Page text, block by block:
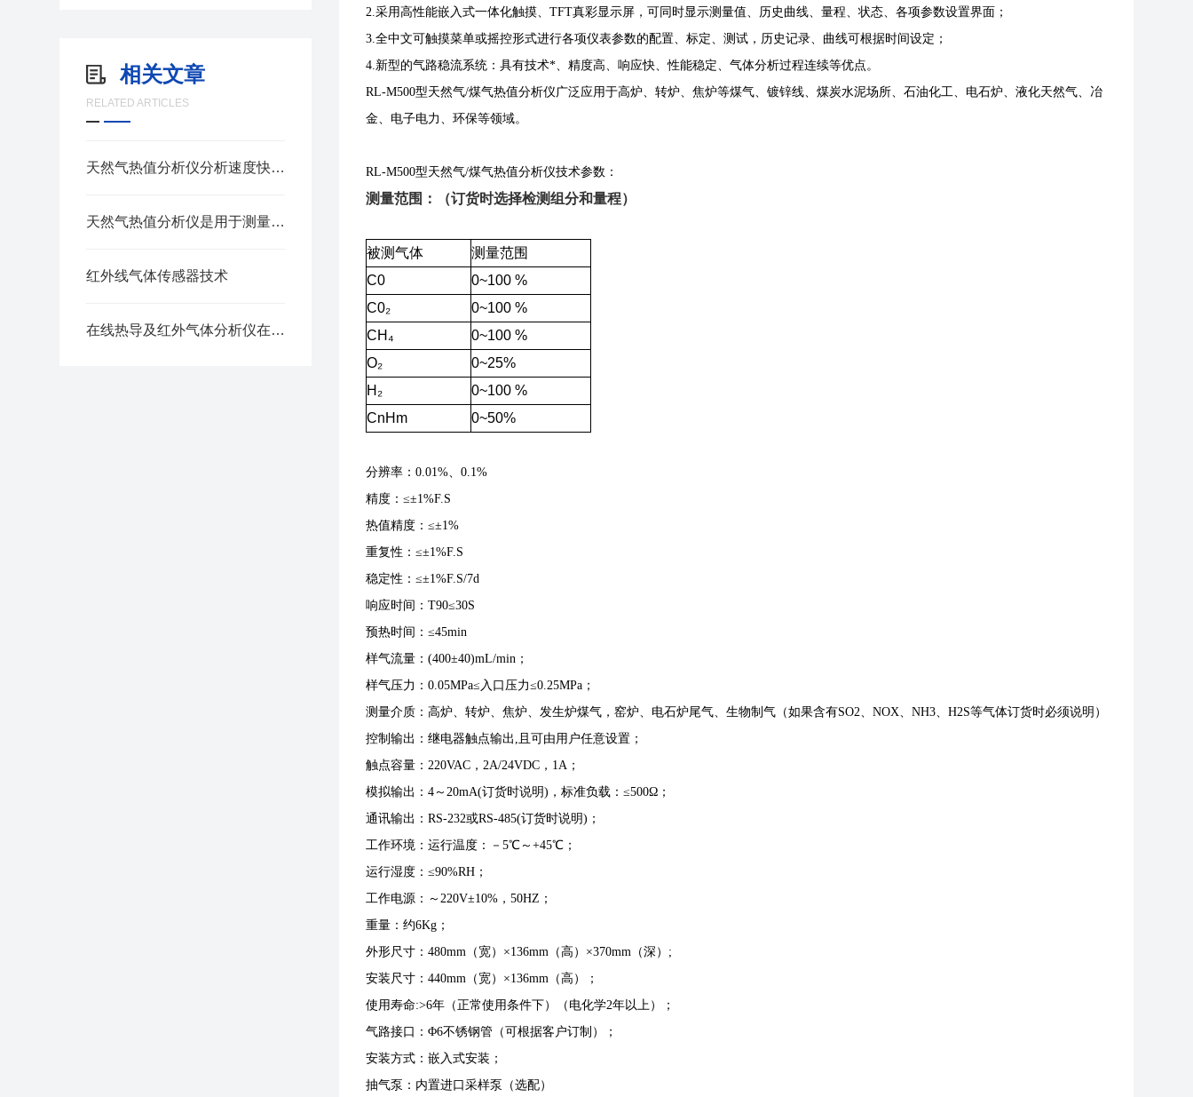
相关文章
RELATED ARTICLES
天然气热值分析仪分析速度快，能够迅速提供分析结果
天然气热值分析仪是用于测量天然气能量含量的关键设备
红外线气体传感器技术
在线热导及红外气体分析仪在煤化工（合成氨、甲醇合成）中的应用
2.采用高性能嵌入式一体化触摸、TFT真彩显示屏，可同时显示测量值、历史曲线、量程、状态、各项参数设置界面；
3.全中文可触摸菜单或摇控形式进行各项仪表参数的配置、标定、测试，历史记录、曲线可根据时间设定；
4.新型的气路稳流系统：具有技术*、精度高、响应快、性能稳定、气体分析过程连续等优点。
RL-M500型天然气/煤气热值分析仪广泛应用于高炉、转炉、焦炉等煤气、镀锌线、煤炭水泥场所、石油化工、电石炉、液化天然气、冶
金、电子电力、环保等领域。
RL-M500型天然气/煤气热值分析仪技术参数：
测量范围：（订货时选择检测组分和量程）
被测气体
测量范围
C0
0~100 %
C0₂ 0~100 %
CH ₄ 0~100 %
O₂
0~25%
H ₂ 0~100 %
CnHm
0~50%
分辨率：0.01%、0.1%
精度：≤±1%F.S
热值精度：≤±1%
重复性：≤±1%F.S
稳定性：≤±1%F.S/7d
响应时间：T90≤30S
预热时间：≤45min
样气流量：(400±40)mL/min；
样气压力：0.05MPa≤入口压力≤0.25MPa；
测量介质：高炉、转炉、焦炉、发生炉煤气，窑炉、电石炉尾气、生物制气（如果含有SO2、NOX、NH3、H2S等气体订货时必须说明）
控制输出：继电器触点输出,且可由用户任意设置；
触点容量：220VAC，2A/24VDC，1A；
模拟输出：4～20mA(订货时说明)，标准负载：≤500Ω；
通讯输出：RS-232或RS-485(订货时说明)；
工作环境：运行温度：－5℃～+45℃；
运行湿度：≤90%RH；
工作电源：～220V±10%，50HZ；
重量：约6Kg；
外形尺寸：480mm（宽）×136mm（高）×370mm（深）;
安装尺寸：440mm（宽）×136mm（高）；
使用寿命:>6年（正常使用条件下）（电化学2年以上）；
气路接口：Φ6不锈钢管（可根据客户订制）；
安装方式：嵌入式安装；
抽气泵：内置进口采样泵（选配）